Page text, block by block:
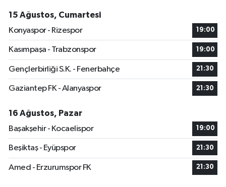
15 Ağustos, Cumartesi
Konyaspor - Rizespor
19:00
Kasımpaşa - Trabzonspor 19:00
Gençlerbirliği S.K. - Fenerbahçe 21:30
Gaziantep FK - Alanyaspor 21:30
16 Ağustos, Pazar
Başakşehir - Kocaelispor
19:00
Beşiktaş - Eyüpspor 21:30
Amed - Erzurumspor FK 21:30